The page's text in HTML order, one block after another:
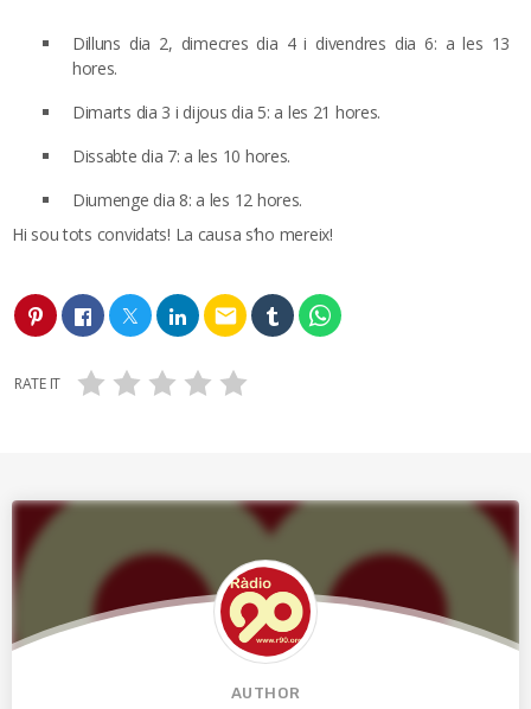
Dilluns dia 2, dimecres dia 4 i divendres dia 6: a les 13
hores.
Dimarts dia 3 i dijous dia 5: a les 21 hores.
Dissabte dia 7: a les 10 hores.
Diumenge dia 8: a les 12 hores.
Hi sou tots convidats! La causa s’ho mereix!
email
RATE IT
AUTHOR